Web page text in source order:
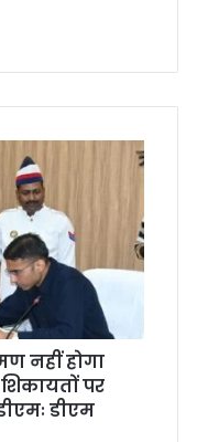
नहीं होगा
शिकायतों पर
डीएम